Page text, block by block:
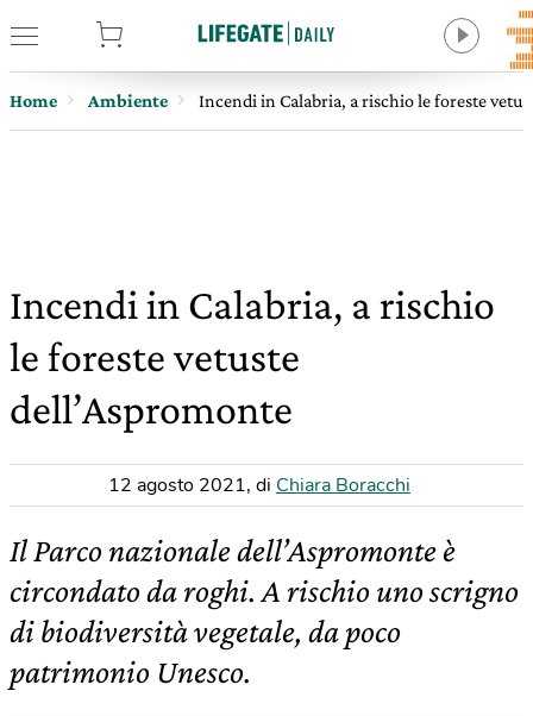
Home Ambiente Incendi in Calabria, a rischio le foreste
Incendi in Calabria, a rischio
le foreste vetuste
dell’Aspromonte
12 agosto 2021, di Chiara Boracchi
Il Parco nazionale dell’Aspromonte è
circondato da roghi. A rischio uno scrigno
di biodiversità vegetale, da poco
patrimonio Unesco.